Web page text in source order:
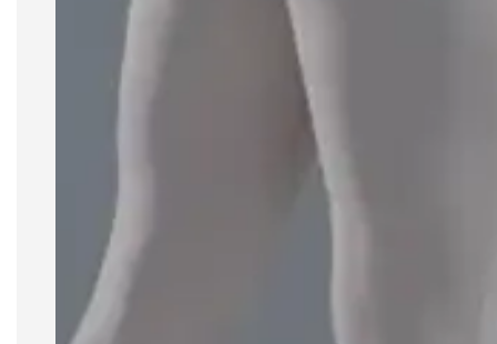
durabilidade, caimento impecável e acabamento
reforçado. Experimente performance e estilo em
- 0% TRANSPARÊNCIA.
- Cós alto anatômico;
- Acabamento em bainha.